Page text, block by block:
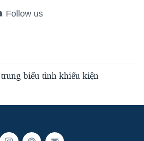
Follow us
biểu tình khiếu kiện